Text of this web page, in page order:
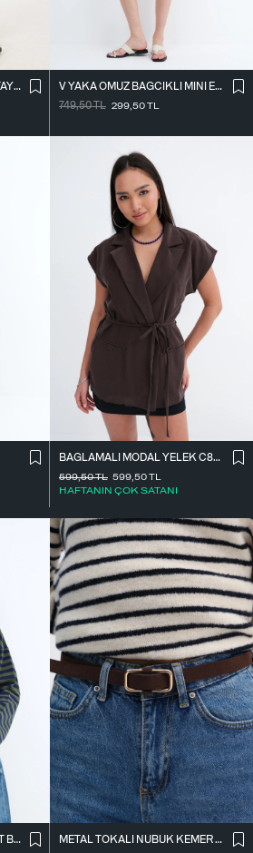
TOPARLAYICI YÜKSEK BEL TAYT TYT4000-R11
V YAKA OMUZ BAĞCIKLI MINI ELBISE E3394
749,50TL 299,50TL
BAĞLAMALI MODAL YELEK C8021
599,50TL
HAFTANIN ÇOK SATANI
599,50TL
ÇIZGILI UZUN KOLLU T-SHIRT B10644
METAL TOKALI NUBUK KEMER K2004-1